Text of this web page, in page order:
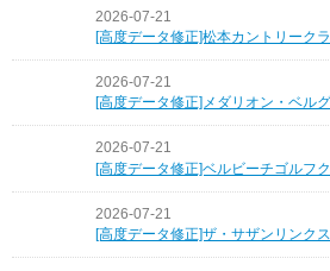
2026-07-21
[高度データ修正]松本カントリーク
2026-07-21
[高度データ修正]メダリオン・ベル
2026-07-21
[高度データ修正]ベルビーチゴルフ
2026-07-21
[高度データ修正]ザ・サザンリンク